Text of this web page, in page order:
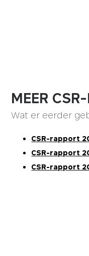
MEER
Wat er eerder
CSR-rapport
CSR-rapport
CSR-rapport